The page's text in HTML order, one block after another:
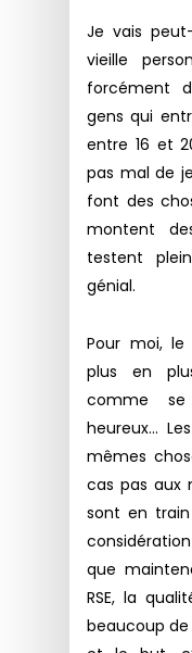
Je vais
vieille
forcément
gens qui
entre 16 et
pas mal de
font des
montent
testent
génial.
Pour moi,
plus en
comme
heureux…
mêmes
cas pas aux
sont en
que
RSE, la
beaucoup